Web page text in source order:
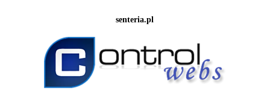
senteria.pl